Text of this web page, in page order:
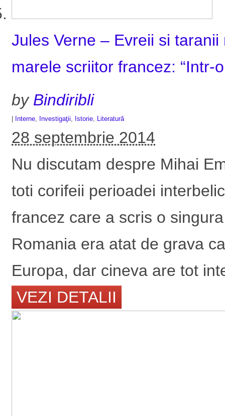
Jules Verne – Evreii si
marele scriitor francez: “Intr-
by Bindiribli
Interne Investigaţii Istorie Literatură
28 septembrie 2014
Nu discutam despre Mihai
toti corifeii perioadei
francez care a scris o
Romania era atat de grava
Europa, dar cineva are tot
VEZI DETALII